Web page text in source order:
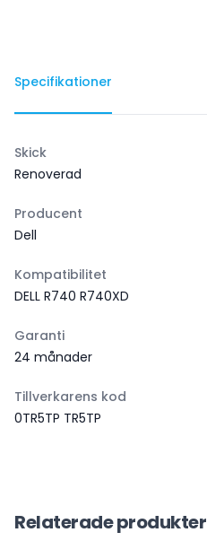
Specifikationer
Skick
Renoverad
Producent
Dell
Kompatibilitet
DELL R740 R740XD
Garanti
24 månader
Tillverkarens kod
0TR5TP TR5TP
Relaterade produkter